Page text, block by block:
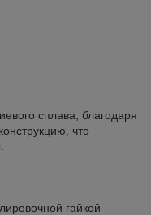
сплава, благодаря
что
гайкой